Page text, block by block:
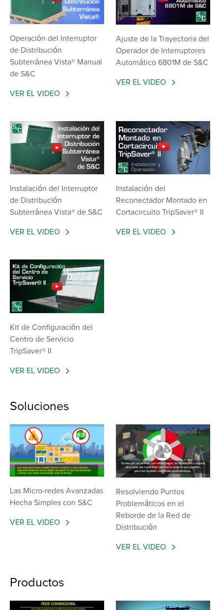
Operación del Interruptor
de Distribución
Subterránea Vista® Manual
de S&C
VER EL VIDEO
Ajuste de la Trayectoria del
Operador de Interruptores
Automático 6801M de S&C
VER EL VIDEO
Instalación del Interruptor
de Distribución
Subterránea Vista® de S&C
VER EL VIDEO
Instalación del
Reconectador Montado en
Cortacircuito TripSaver® II
VER EL VIDEO
Kit de Configuración del
Centro de Servicio
TripSaver® II
VER EL VIDEO
Soluciones
Las Micro-redes Avanzadas
Hecha Simples con S&C
VER EL VIDEO
Resolviendo Puntos
Problemáticos en el
Reborde de la Red de
Distribución
VER EL VIDEO
Productos